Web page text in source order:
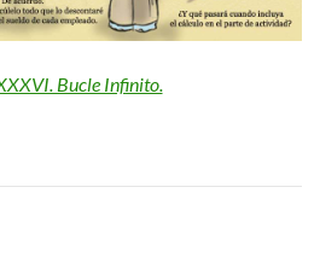
Bucle Infinito.